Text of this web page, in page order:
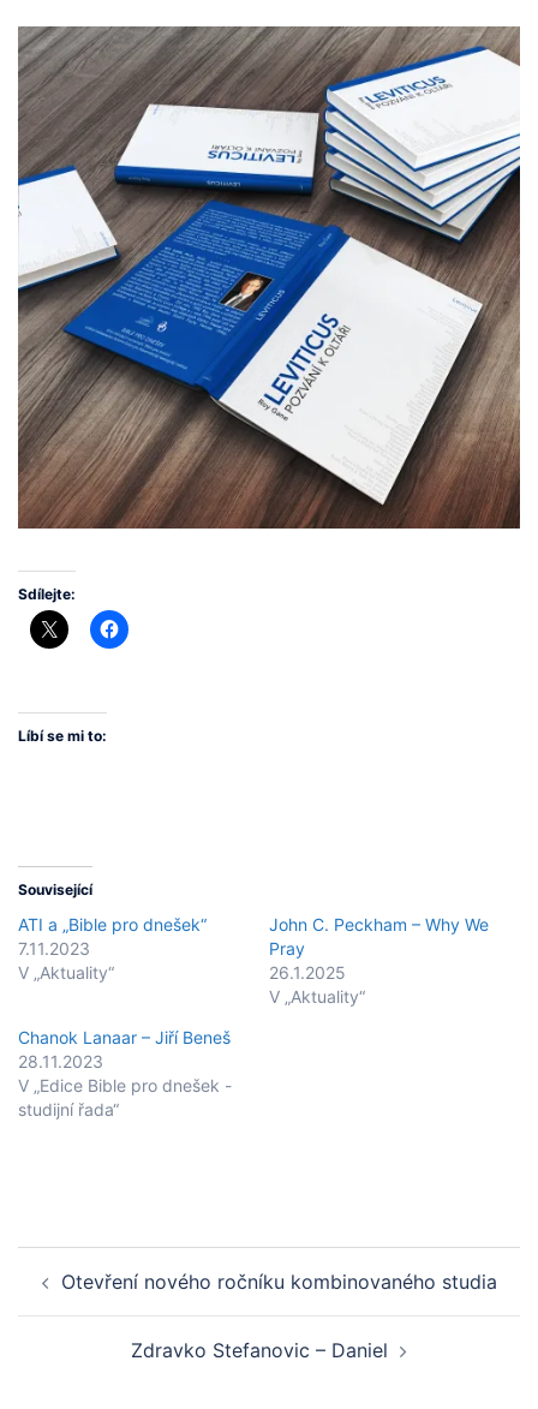
Sdílejte:
Líbí se mi to:
Související
ATI a „Bible pro dnešek“
7.11.2023
V „Aktuality“
John C. Peckham – Why We
Pray
26.1.2025
V „Aktuality“
Chanok Lanaar – Jiří Beneš
28.11.2023
V „Edice Bible pro dnešek -
studijní řada“
navigation
Otevření nového ročníku kombinovaného studia
Zdravko Stefanovic – Daniel